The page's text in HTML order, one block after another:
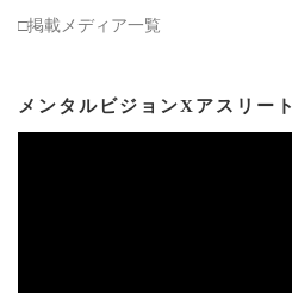
□掲載メディア一覧
メンタルビジョンXアスリート